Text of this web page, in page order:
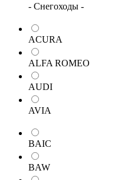
- Снегоходы -
ACURA
ALFA ROMEO
AUDI
AVIA
BAIC
BAW